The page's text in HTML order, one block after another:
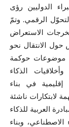
الدوليين رؤى
الرقمي. وتمّ
الاستعراض
حول الانتقال نحو
موضوعات حوكمة
الذكاء
في بناء
لابتكارات ناشئة
العربية للذكاء
الاصطناعي، وبناء